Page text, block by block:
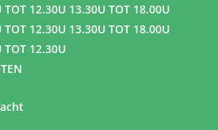
TOT 12.30U 13.30U TOT 18.00U
TOT 12.30U 13.30U TOT 18.00U
TOT 12.30U